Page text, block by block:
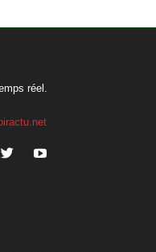
réel.